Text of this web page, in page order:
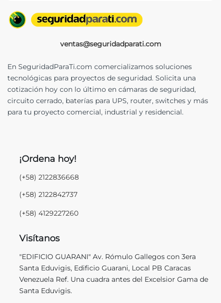
ventas@seguridadparati.com
En SeguridadParaTi.com comercializamos soluciones
tecnológicas para proyectos de seguridad. Solicita una
cotización hoy con lo último en cámaras de seguridad,
circuito cerrado, baterías para UPS, router, switches y más
para tu proyecto comercial, industrial y residencial.
¡Ordena hoy!
(+58) 2122836668
(+58) 2122842737
(+58) 4129227260
Visítanos
"EDIFICIO GUARANI" Av. Rómulo Gallegos con 3era
Santa Eduvigis, Edificio Guarani, Local PB Caracas
Venezuela Ref. Una cuadra antes del Excelsior Gama de
Santa Eduvigis.